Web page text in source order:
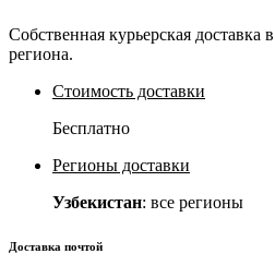
Собственная курьерская доставка
региона.
Стоимость доставки
Бесплатно
Регионы доставки
Узбекистан: все регионы
Доставка почтой